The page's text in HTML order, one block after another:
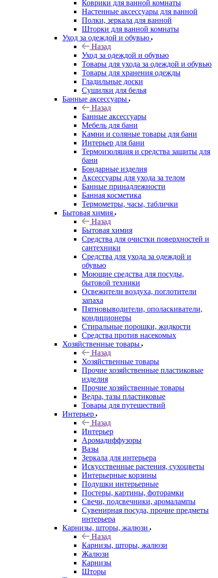
Коврики для ванной комнаты
Настенные аксессуары для ванной
Полки, зеркала для ванной
Шторки для ванной комнаты
Уход за одеждой и обувью
Назад
Уход за одеждой и обувью
Товары для ухода за одеждой и обувью
Товары для хранения одежды
Гладильные доски
Сушилки для белья
Банные аксессуары
Назад
Банные аксессуары
Мебель для бани
Камни и соляные товары для бани
Интерьер для бани
Термоизоляция и средства защиты для
бани
Бондарные изделия
Аксеcсуары для ухода за телом
Банные принадлежности
Банная косметика
Термометры, часы, таблички
Бытовая химия
Назад
Бытовая химия
Средства для очистки поверхностей и
сантехники
Средства для ухода за одеждой и
обувью
Моющие средства для посуды,
бытовой техники
Освежители воздуха, поглотители
запаха
Пятновыводители, ополаскиватели,
кондиционеры
Стиральные порошки, жидкости
Средства против насекомых
Хозяйственные товары
Назад
Хозяйственные товары
Прочие хозяйственные пластиковые
изделия
Прочие хозяйственные товары
Ведра, тазы пластиковые
Товары для путешествий
Интерьер
Назад
Интерьер
Аромадиффузоры
Вазы
Зеркала для интерьера
Искусственные растения, сухоцветы
Интерьерные корзины
Подушки интерьерные
Постеры, картины, фоторамки
Свечи, подсвечники, аромалампы
Сувенирная посуда, прочие предметы
интерьера
Карнизы, шторы, жалюзи
Назад
Карнизы, шторы, жалюзи
Жалюзи
Карнизы
Шторы